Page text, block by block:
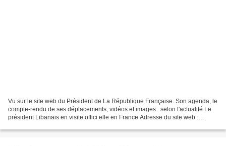
Vu sur le site web du Président de La République Française. Son agenda, le
compte-rendu de ses déplacements, vidéos et images...selon l'actualité Le
président Libanais en visite offici elle en France Adresse du site web :